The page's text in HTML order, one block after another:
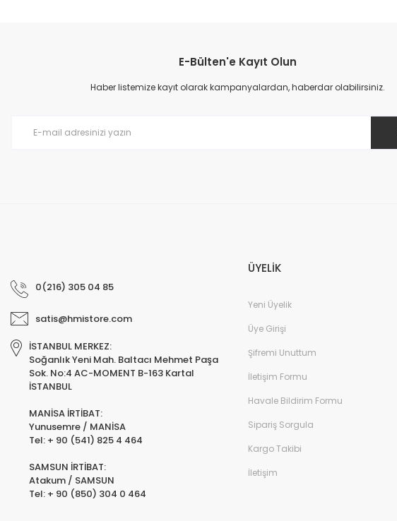
Ürün resmi kalitesiz, bozuk veya görüntülenemiyor.
Ürün açıklamasında eksik bilgiler bulunuyor.
E-Bülten'e Kayıt Olun
Haber listemize kayıt olarak kampanyalardan, haberdar olabilirsiniz.
0(216) 305 04 85
satis@hmistore.com
İSTANBUL MERKEZ:
Soğanlık Yeni Mah. Baltacı Mehmet Paşa
Sok. No:4 AC-MOMENT B-163 Kartal
İSTANBUL
MANİSA İRTİBAT:
Yunusemre / MANİSA
Tel: + 90 (541) 825 4 464
SAMSUN İRTİBAT:
Atakum / SAMSUN
Tel: + 90 (850) 304 0 464
ÜYELİK
Yeni Üyelik
Üye Girişi
Şifremi Unuttum
İletişim Formu
Havale Bildirim Formu
Sipariş Sorgula
Kargo Takibi
İletişim